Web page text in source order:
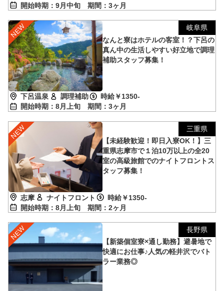
開始時期：9月中旬 期間：3ヶ月
岐阜県
なんと寮はホテルの客室！？下呂の
真ん中の生活しやすい好立地で調理
補助スタッフ募集！
下呂温泉 調理補助
時給￥1350-
開始時期：8月上旬 期間：3ヶ月
三重県
【未経験歓迎！即日入寮OK！】三
重県志摩市で１泊10万以上の全20
室の高級旅館でのナイトフロントス
タッフ募集！
志摩 ナイトフロント
時給￥1350-
開始時期：8月上旬 期間：2ヶ月
長野県
【新築個室寮×通し勤務】避暑地で
快適にお仕事♪人気の軽井沢でバト
ラー業務◎